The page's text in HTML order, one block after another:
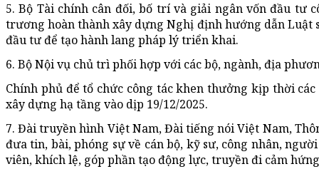
5. Bộ Tài chính cân đối, bố trí và giải ngân vốn đầu tư
trương hoàn thành xây dựng Nghị định hướng dẫn Luật
đầu tư để tạo hành lang pháp lý triển khai.
6. Bộ Nội vụ chủ trì phối hợp với các bộ, ngành, địa
Chính phủ để tổ chức công tác khen thưởng kịp thời
xây dựng hạ tầng vào dịp 19/12/2025.
7. Đài truyền hình Việt Nam, Đài tiếng nói Việt Nam,
đưa tin, bài, phóng sự về cán bộ, kỹ sư, công nhân,
viên, khích lệ, góp phần tạo động lực, truyền đi cảm